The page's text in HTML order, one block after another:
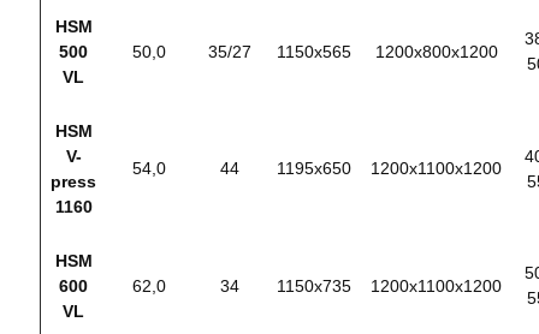
HSM
500
VL
50,0 35/27 1150х565 1200х800х1200
HSM
V-
press
1160
54,0 44 1195х650 1200х1100х1200
HSM
600
VL
62,0 34 1150х735 1200х1100х1200